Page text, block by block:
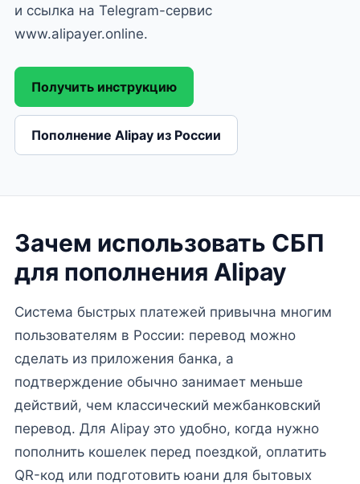
и ссылка на Telegram-сервис
www.alipayer.online.
Получить инструкцию
Пополнение Alipay из России
Зачем использовать СБП
для пополнения Alipay
Система быстрых платежей привычна многим
пользователям в России: перевод можно
сделать из приложения банка, а
подтверждение обычно занимает меньше
действий, чем классический межбанковский
перевод. Для Alipay это удобно, когда нужно
пополнить кошелек перед поездкой, оплатить
QR-код или подготовить юани для бытовых